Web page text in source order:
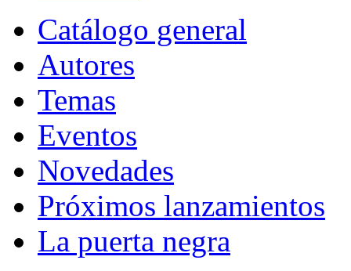
Catálogo general
Autores
Temas
Eventos
Novedades
Próximos lanzamientos
La puerta negra